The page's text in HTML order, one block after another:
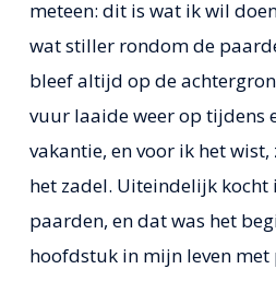
meteen: dit is wat ik wil
wat stiller rondom de
bleef altijd op de
vuur laaide weer op tijdens
vakantie, en voor ik het
het zadel. Uiteindelijk kocht
paarden, en dat was het
hoofdstuk in mijn leven met